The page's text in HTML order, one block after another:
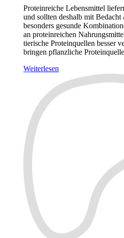
Proteinreiche Lebensmittel
und sollten deshalb mit
besonders gesunde
an proteinreichen
tierische Proteinquellen besser
bringen pflanzliche
Weiterlesen